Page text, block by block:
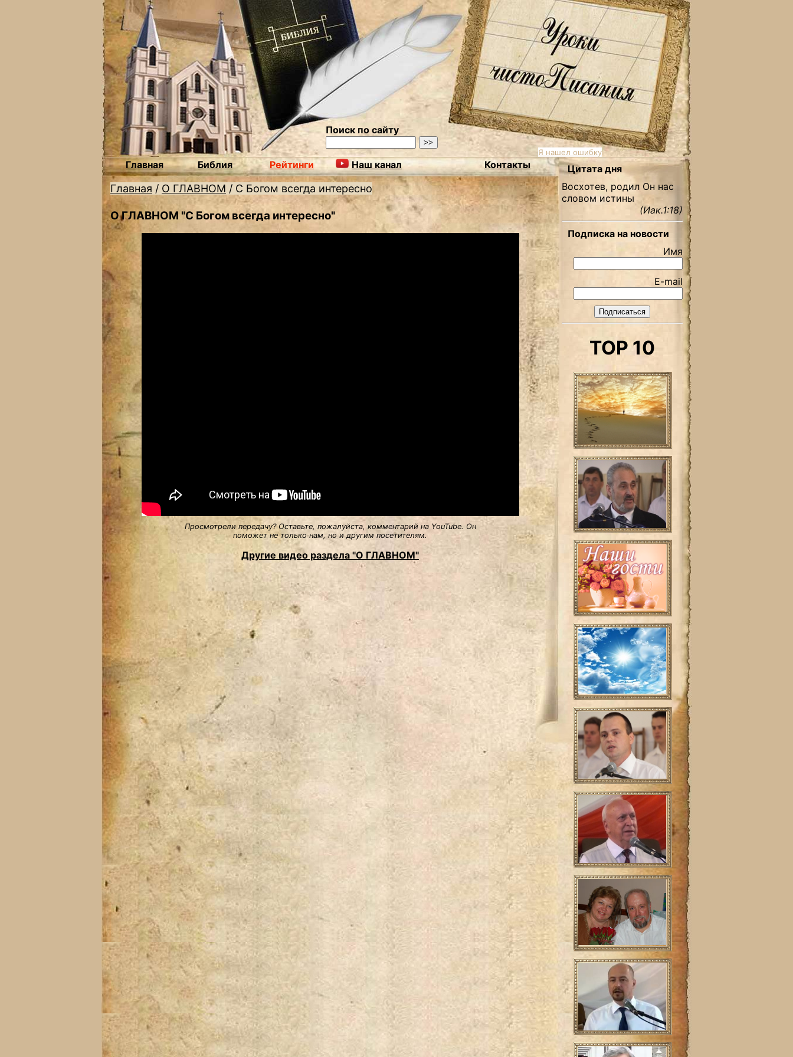
Поиск по сайту
Я нашел ошибку
Главная Библия Рейтинги Наш канал Контакты
Главная / О ГЛАВНОМ / С Богом всегда интересно
О ГЛАВНОМ "С Богом всегда интересно"
Просмотрели передачу? Оставьте, пожалуйста, комментарий на YouTube. Он
поможет не только нам, но и другим посетителям.
Другие видео раздела "О ГЛАВНОМ"
Цитата дня
Восхотев, родил Он нас
словом истины
(Иак.1:18)
Подписка на новости
Имя
E-mail
TOP 10